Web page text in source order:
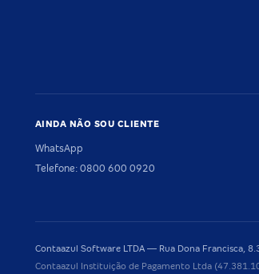
AINDA NÃO SOU CLIENTE
WhatsApp
Telefone: 0800 600 0920
Contaazul Software LTDA — Rua Dona Francisca,
Contaazul Instituição de Pagamento Ltda